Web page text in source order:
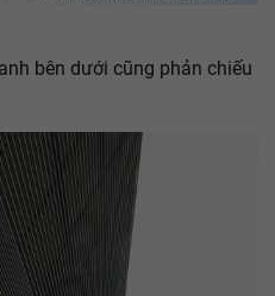
bên dưới cũng phản chiếu